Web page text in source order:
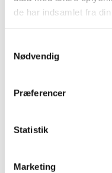
de har indsamlet fra
Nødvendig
Præferencer
Statistik
Marketing
implementering –
kræver særskilt
indgået aftale er al
funktionalitet
8. Betaling
vedligehold og
som ikke er